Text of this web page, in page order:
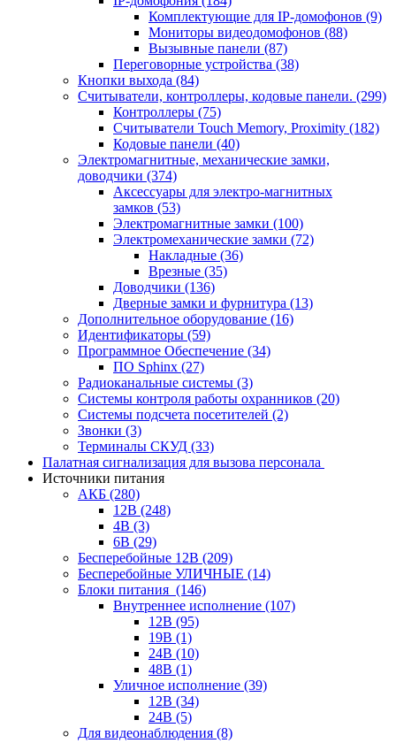
Комплектующие для IP-домофонов (9)
Мониторы видеодомофонов (88)
Вызывные панели (87)
Переговорные устройства (38)
Кнопки выхода (84)
Считыватели, контроллеры, кодовые панели. (299)
Контроллеры (75)
Считыватели Touch Memory, Proximity (182)
Кодовые панели (40)
Электромагнитные, механические замки,
доводчики (374)
Аксессуары для электро-магнитных
замков (53)
Электромагнитные замки (100)
Электромеханические замки (72)
Накладные (36)
Врезные (35)
Доводчики (136)
Дверные замки и фурнитура (13)
Дополнительное оборудование (16)
Идентификаторы (59)
Программное Обеспечение (34)
ПО Sphinx (27)
Радиоканальные системы (3)
Системы контроля работы охранников (20)
Системы подсчета посетителей (2)
Звонки (3)
Терминалы СКУД (33)
Палатная сигнализация для вызова персонала
Источники питания
АКБ (280)
12В (248)
4В (3)
6В (29)
Бесперебойные 12В (209)
Бесперебойные УЛИЧНЫЕ (14)
Блоки питания (146)
Внутреннее исполнение (107)
12В (95)
19В (1)
24В (10)
48В (1)
Уличное исполнение (39)
12В (34)
24В (5)
Для видеонаблюдения (8)